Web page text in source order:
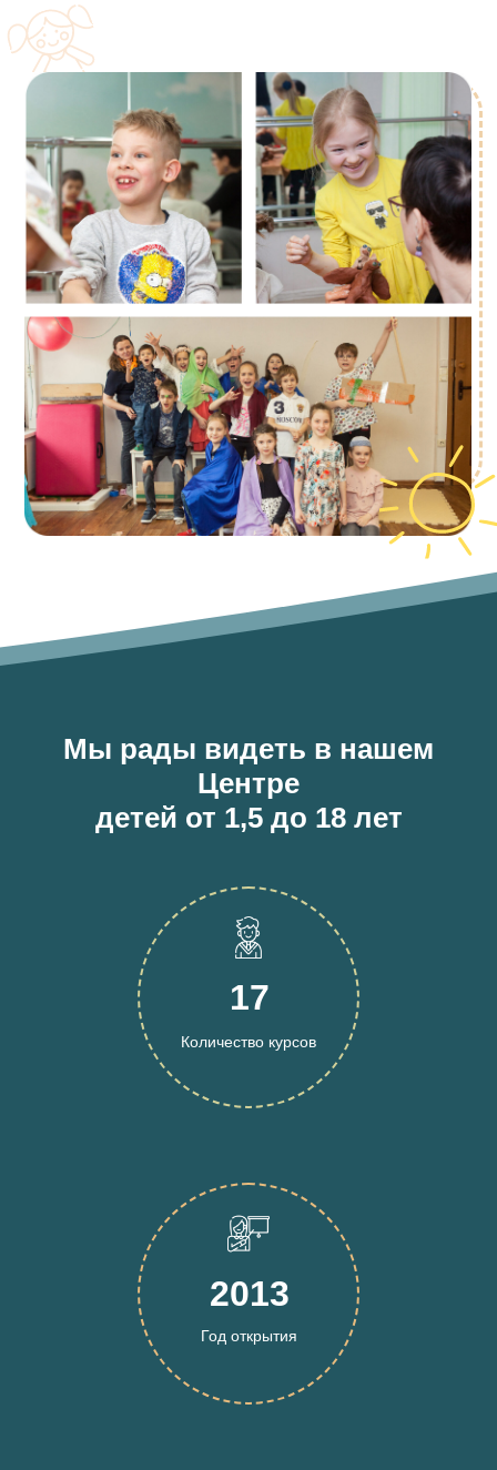
Количество курсов
Год открытия
17
2013
Мы рады видеть в нашем
Центре
детей от 1,5 до 18 лет